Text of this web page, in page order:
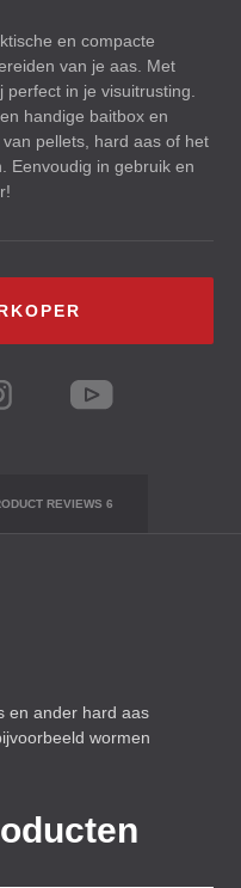
en compacte
van je aas. Met
in je visuitrusting.
handige baitbox en
pellets, hard aas of het
Eenvoudig in gebruik en
REVIEWS 6
en ander hard aas
wormen